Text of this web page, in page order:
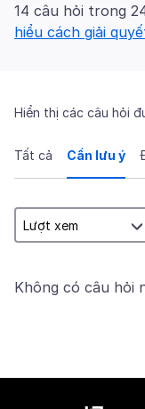
14 câu hỏi trong
hiểu cách giải
Hiển thị các câu hỏi
Tất cả Cần lưu ý
Không có câu hỏi